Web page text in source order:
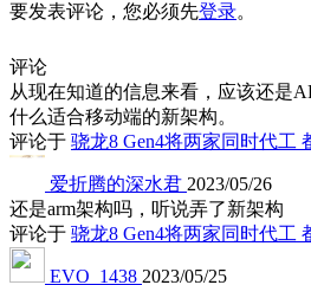
要发表评论，您必须先登录。
评论
从现在知道的信息来看，应该还是
什么适合移动端的新架构。
评论于 骁龙8 Gen4将两家同时代工
爱折腾的深水君 2023/05/26
还是arm架构吗，听说弄了新架构
评论于 骁龙8 Gen4将两家同时代工
EVO_1438 2023/05/25